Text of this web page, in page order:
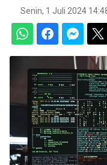
Senin, 1 Juli 2024